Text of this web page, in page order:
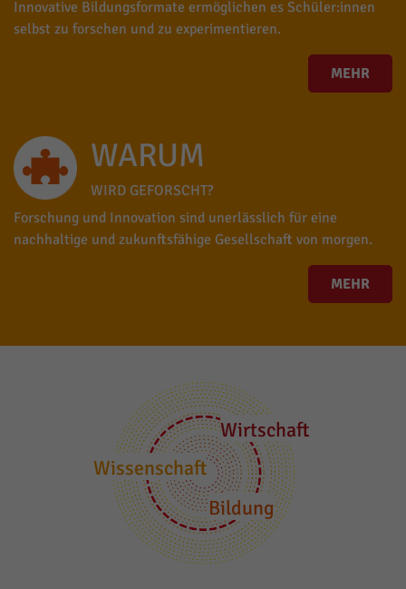
Innovative Bildungsformate ermöglichen es Schüler:innen
selbst zu forschen und zu experimentieren.
MEHR
WARUM
WIRD GEFORSCHT?
Forschung und Innovation sind unerlässlich für eine
nachhaltige und zukunftsfähige Gesellschaft von morgen.
MEHR
Wirtschaft
Wissenschaft
Bildung